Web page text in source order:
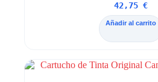
42,75€
Añadir al carrito